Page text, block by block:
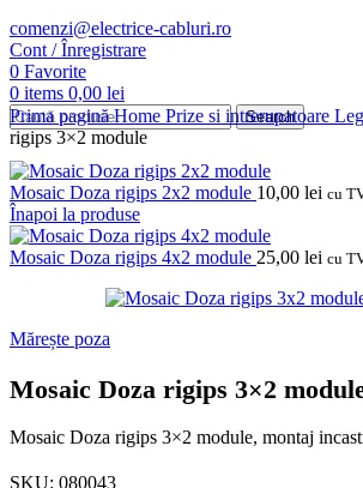
comenzi@electrice-cabluri.ro
Cont / Înregistrare
0 Favorite
0 items 0,00 lei
Search
Prima paginăHome Prize si intrerupatoare
rigips 3×2 module
Mosaic Doza rigips 2x2 module 10,00 lei cu
Înapoi la produse
Mosaic Doza rigips 4x2 module 25,00 lei cu
Mărește poza
Mosaic Doza rigips 3×2
Mosaic Doza rigips 3×2 module, montaj
SKU: 080043